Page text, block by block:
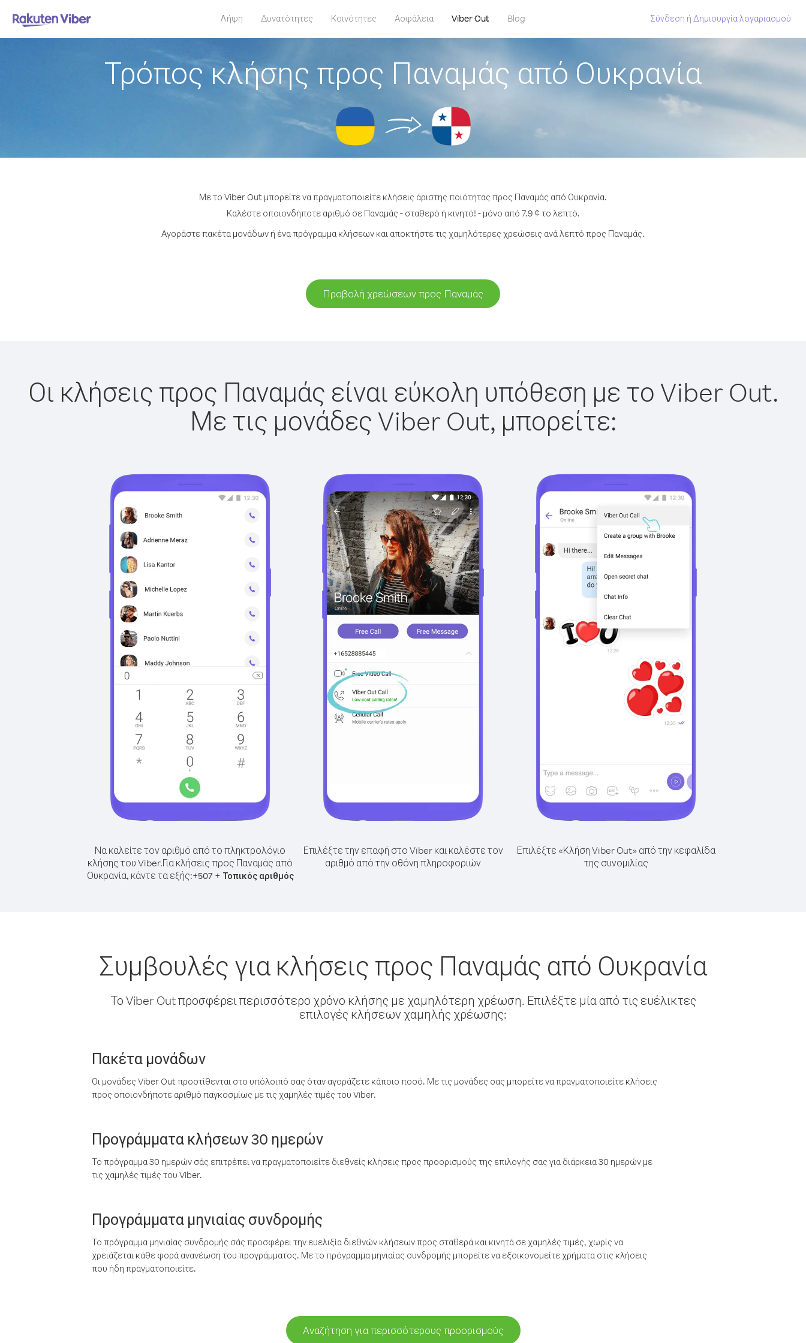
Λήψη Δυνατότητες Κοινότητες Ασφάλεια Viber Out Blog Σύνδεση ή Δημιουργία λογαριασμού
Τρόπος κλήσης προς Παναμάς από Ουκρανία
Με το Viber Out μπορείτε να πραγματοποιείτε κλήσεις άριστης ποιότητας προς Παναμάς από Ουκρανία.
Καλέστε οποιονδήποτε αριθμό σε Παναμάς - σταθερό ή κινητό! - μόνο από 7.9 ¢ το λεπτό.
Αγοράστε πακέτα μονάδων ή ένα πρόγραμμα κλήσεων και αποκτήστε τις χαμηλότερες χρεώσεις ανά λεπτό προς Παναμάς.
Προβολή χρεώσεων προς Παναμάς
Οι κλήσεις προς Παναμάς είναι εύκολη υπόθεση με το Viber Out.
Με τις μονάδες Viber Out, μπορείτε:
Να καλείτε τον αριθμό από το πληκτρολόγιο
κλήσης του Viber.Για κλήσεις προς Παναμάς από
Ουκρανία, κάντε τα εξής:+507+ Τοπικός αριθμός
Επιλέξτε την επαφή στο Viber και καλέστε τον
αριθμό από την οθόνη πληροφοριών
Επιλέξτε «Κλήση Viber Out» από την κεφαλίδα
της συνομιλίας
Συμβουλές για κλήσεις προς Παναμάς από Ουκρανία
Το Viber Out προσφέρει περισσότερο χρόνο κλήσης με χαμηλότερη χρέωση. Επιλέξτε μία από τις ευέλικτες
επιλογές κλήσεων χαμηλής χρέωσης:
Πακέτα μονάδων
Οι μονάδες Viber Out προστίθενται στο υπόλοιπό σας όταν αγοράζετε κάποιο ποσό. Με τις μονάδες σας μπορείτε να πραγματοποιείτε κλήσεις
προς οποιονδήποτε αριθμό παγκοσμίως με τις χαμηλές τιμές του Viber.
Προγράμματα κλήσεων 30 ημερών
Το πρόγραμμα 30 ημερών σάς επιτρέπει να πραγματοποιείτε διεθνείς κλήσεις προς προορισμούς της επιλογής σας για διάρκεια 30 ημερών με
τις χαμηλές τιμές του Viber.
Προγράμματα μηνιαίας συνδρομής
Το πρόγραμμα μηνιαίας συνδρομής σάς προσφέρει την ευελιξία διεθνών κλήσεων προς σταθερά και κινητά σε χαμηλές τιμές, χωρίς να
χρειάζεται κάθε φορά ανανέωση του προγράμματος. Με το πρόγραμμα μηνιαίας συνδρομής μπορείτε να εξοικονομείτε χρήματα στις κλήσεις
που ήδη πραγματοποιείτε.
Αναζήτηση για περισσότερους προορισμούς